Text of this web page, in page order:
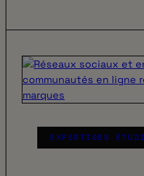
EXPERTISES